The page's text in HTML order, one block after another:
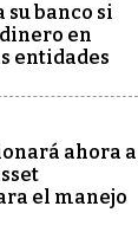
su banco si
en
entidades
ahora a
el manejo